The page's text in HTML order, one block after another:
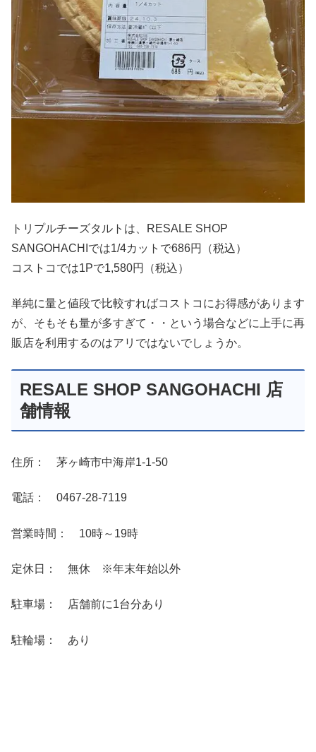
トリプルチーズタルトは、RESALE SHOP
SANGOHACHIでは1/4カットで686円（税込）
コストコでは1Pで1,580円（税込）
単純に量と値段で比較すればコストコにお得感があります
が、そもそも量が多すぎて・・という場合などに上手に再
販店を利用するのはアリではないでしょうか。
RESALE SHOP SANGOHACHI 店
舗情報
住所： 茅ヶ崎市中海岸1-1-50
電話： 0467-28-7119
営業時間： 10時～19時
定休日： 無休 ※年末年始以外
駐車場： 店舗前に1台分あり
駐輪場： あり